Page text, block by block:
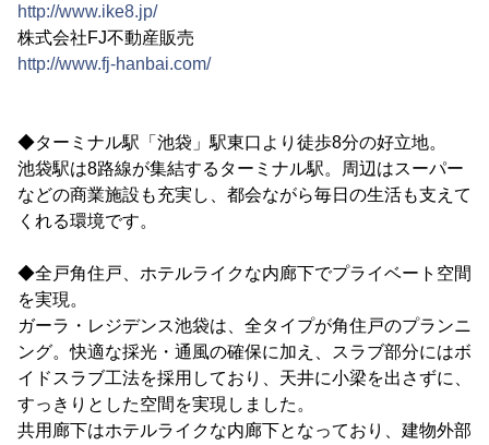
http://www.ike8.jp/
株式会社FJ不動産販売
http://www.fj-hanbai.com/
◆ターミナル駅「池袋」駅東口より徒歩8分の好立地。
池袋駅は8路線が集結するターミナル駅。周辺はスーパー
などの商業施設も充実し、都会ながら毎日の生活も支えて
くれる環境です。
◆全戸角住戸、ホテルライクな内廊下でプライベート空間
を実現。
ガーラ・レジデンス池袋は、全タイプが角住戸のプランニ
ング。快適な採光・通風の確保に加え、スラブ部分にはボ
イドスラブ工法を採用しており、天井に小梁を出さずに、
すっきりとした空間を実現しました。
共用廊下はホテルライクな内廊下となっており、建物外部